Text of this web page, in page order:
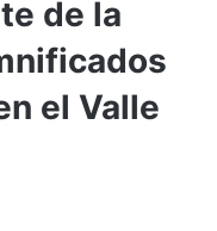
de la
el Valle